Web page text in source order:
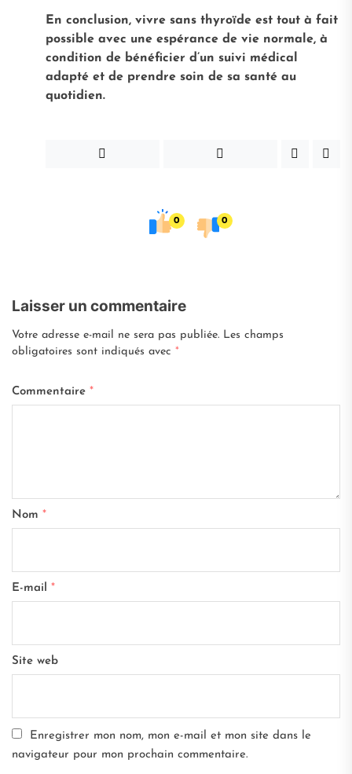
En conclusion, vivre sans thyroïde est tout à fait
possible avec une espérance de vie normale, à
condition de bénéficier d’un suivi médical
adapté et de prendre soin de sa santé au
quotidien.
0 0
Laisser un commentaire
Votre adresse e-mail ne sera pas publiée. Les champs
obligatoires sont indiqués avec *
Commentaire *
Nom *
E-mail *
Site web
Enregistrer mon nom, mon e-mail et mon site dans le
navigateur pour mon prochain commentaire.